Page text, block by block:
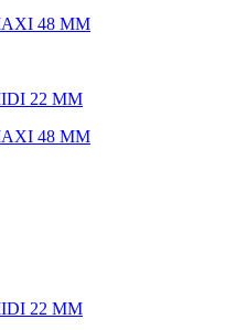
48 ММ
22 ММ
48 ММ
22 ММ